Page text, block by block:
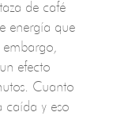
de café
energía que
efecto
Cuanto
caída y eso